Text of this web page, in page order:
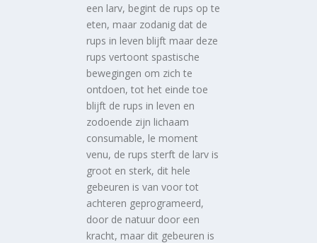
een larv, begint de rups op te
eten, maar zodanig dat de
rups in leven blijft maar deze
rups vertoont spastische
bewegingen om zich te
ontdoen, tot het einde toe
blijft de rups in leven en
zodoende zijn lichaam
consumable, le moment
venu, de rups sterft de larv is
groot en sterk, dit hele
gebeuren is van voor tot
achteren geprogrameerd,
door de natuur door een
kracht, maar dit gebeuren is